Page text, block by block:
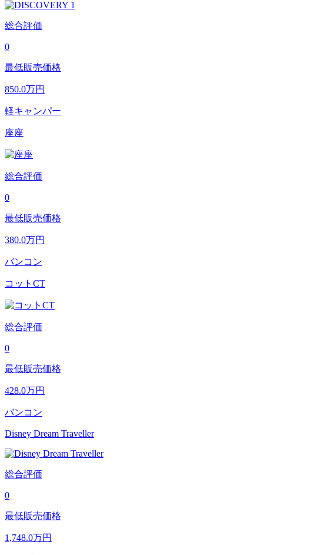
総合評価
0
最低販売価格
850.0万円
軽キャンパー
座座
総合評価
0
最低販売価格
380.0万円
バンコン
コットCT
総合評価
0
最低販売価格
428.0万円
バンコン
Disney Dream Traveller
総合評価
0
最低販売価格
1,748.0万円